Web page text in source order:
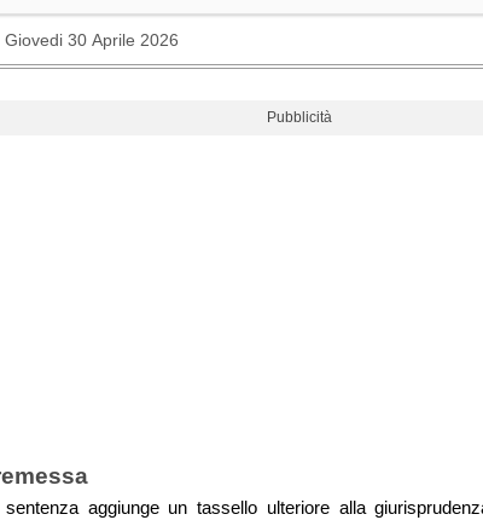
Giovedi 30 Aprile 2026
Pubblicità
sentenza aggiunge un tassello ulteriore alla